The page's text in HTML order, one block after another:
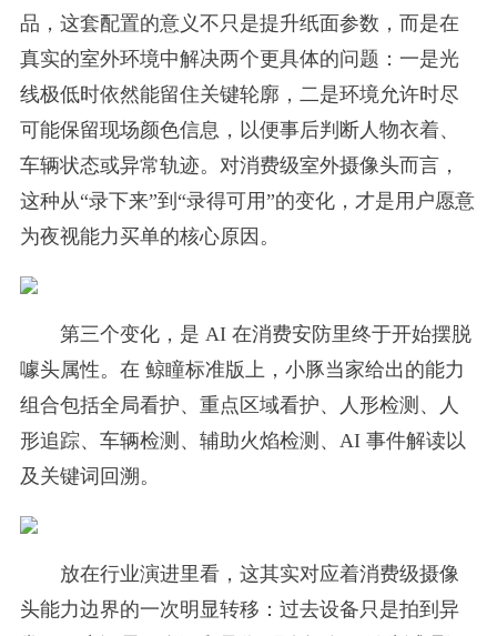
品，这套配置的意义不只是提升纸面参数，而是在
真实的室外环境中解决两个更具体的问题：一是光
线极低时依然能留住关键轮廓，二是环境允许时尽
可能保留现场颜色信息，以便事后判断人物衣着、
车辆状态或异常轨迹。对消费级室外摄像头而言，
这种从“录下来”到“录得可用”的变化，才是用户愿意
为夜视能力买单的核心原因。
第三个变化，是 AI 在消费安防里终于开始摆脱
噱头属性。在 鲸瞳标准版上，小豚当家给出的能力
组合包括全局看护、重点区域看护、人形检测、人
形追踪、车辆检测、辅助火焰检测、AI 事件解读以
及关键词回溯。
放在行业演进里看，这其实对应着消费级摄像
头能力边界的一次明显转移：过去设备只是拍到异